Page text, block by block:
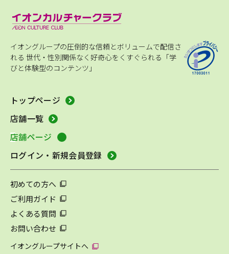
イオングループの圧倒的な信頼とボリュームで配信さ
れる 世代・性別関係なく好奇心をくすぐられる「学
びと体験型のコンテンツ」
トップページ
店舗一覧
店舗ページ
ログイン・新規会員登録
初めての方へ
ご利用ガイド
よくある質問
お問い合わせ
イオングループサイトへ